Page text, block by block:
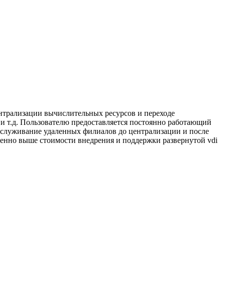
вычислительных ресурсов и переходе
Пользователю предоставляется постоянно работающий
удаленных филиалов до централизации и после
выше стоимости внедрения и поддержки развернутой vdi